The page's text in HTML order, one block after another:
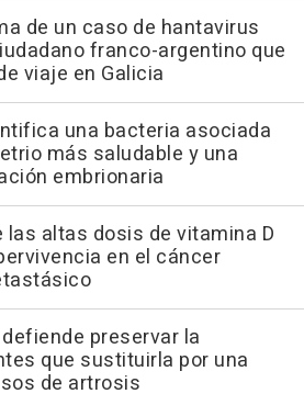
de un caso de hantavirus
franco-argentino que
viaje en Galicia
una bacteria asociada
más saludable y una
embrionaria
las altas dosis de vitamina D
en el cáncer
preservar la
que sustituirla por una
de artrosis